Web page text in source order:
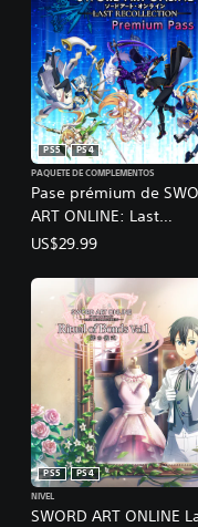
Pase prémium de
ART ONLINE: Last
Recollection
PS5
PS4
PAQUETE DE COMPLEMENTOS
US$29.99
SWORD ART ONLINE
PS5
PS4
NIVEL